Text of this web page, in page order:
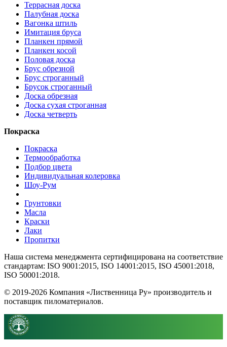
Террасная доска
Палубная доска
Вагонка штиль
Имитация бруса
Планкен прямой
Планкен косой
Половая доска
Брус обрезной
Брус строганный
Брусок строганный
Доска обрезная
Доска сухая строганная
Доска четверть
Покраска
Покраска
Термообработка
Подбор цвета
Индивидуальная колеровка
Шоу-Рум
Грунтовки
Масла
Краски
Лаки
Пропитки
Наша система менеджмента сертифицирована на соответствие
стандартам: ISO 9001:2015, ISO 14001:2015, ISO 45001:2018,
ISO 50001:2018.
© 2019-2026 Компания «Лиственница Ру» производитель и
поставщик пиломатериалов.